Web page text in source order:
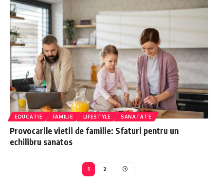
EDUCATIE FAMILIE LIFESTYLE SANATATE
Provocarile vietii de familie: Sfaturi pentru un
echilibru sanatos
1 2